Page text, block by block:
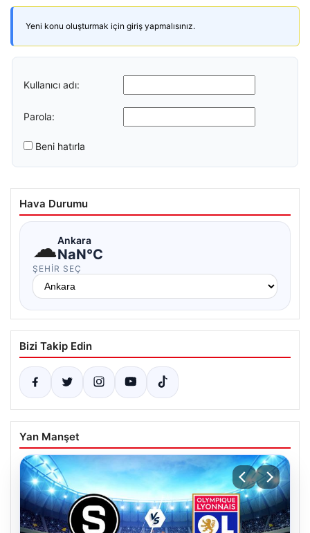
Yeni konu oluşturmak için giriş yapmalısınız.
Kullanıcı adı:
Parola:
Beni hatırla
Hava Durumu
☁Ankara
NaN°C
ŞEHIR SEÇ
Bizi Takip Edin
Yan Manşet